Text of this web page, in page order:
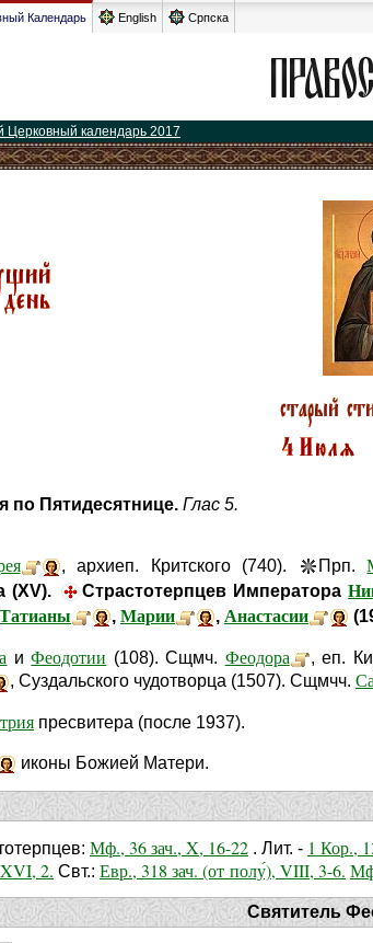
Календарь English Српска
Церковный календарь 2017
по Пятидесятнице. Глас 5.
, архиеп. Критского (740). Прп.
(XV).
Страстотерпцев Императора
Татианы , Марии , Анастасии
иФеодотии (108). Сщмч. Феодора , еп.
, Суздальского чудотворца (1507). Сщмчч.
пресвитера (после 1937).
иконы Божией Матери.
Мф., 36 зач., X, 16-22 . Лит. - 1 Кор.,
2. Свт.: Евр., 318 зач. (от полу́), VIII, 3-6.
Святитель